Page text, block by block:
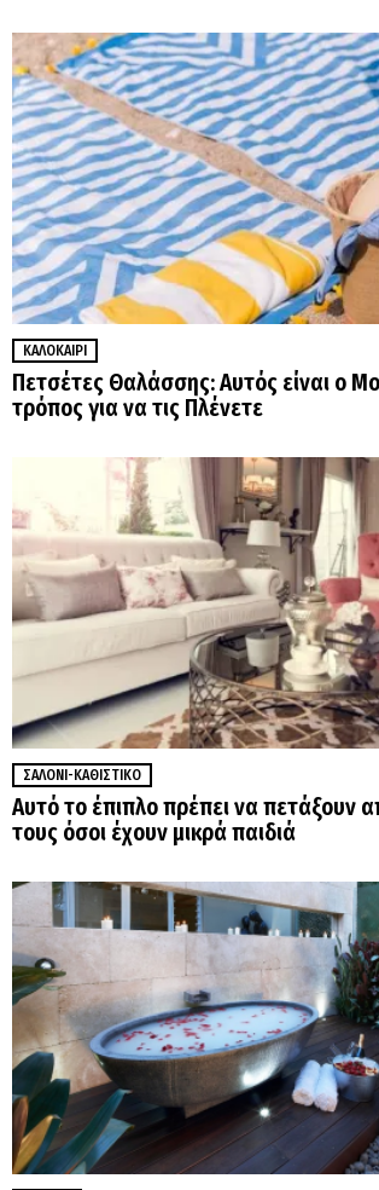
ΚΑΛΟΚΑΊΡΙ
Πετσέτες Θαλάσσης: Αυτός είναι ο
τρόπος για να τις Πλένετε
ΣΑΛΌΝΙ-ΚΑΘΙΣΤΙΚΌ
Αυτό το έπιπλο πρέπει να πετάξουν
τους όσοι έχουν μικρά παιδιά